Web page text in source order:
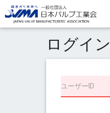
ログイン
ユーザーID